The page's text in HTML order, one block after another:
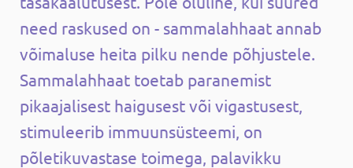
need raskused on - sammalahhaat annab
võimaluse heita pilku nende põhjustele.
Sammalahhaat toetab paranemist
pikaajalisest haigusest või vigastusest,
stimuleerib immuunsüsteemi, on
põletikuvastase toimega, palavikku